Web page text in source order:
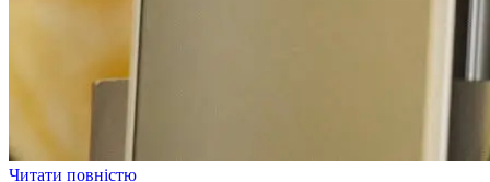
Читати повністю